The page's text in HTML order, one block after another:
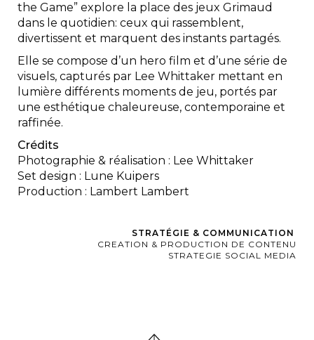
the Game” explore la place des jeux Grimaud
dans le quotidien: ceux qui rassemblent,
divertissent et marquent des instants partagés.
Elle se compose d’un hero film et d’une série de
visuels, capturés par Lee Whittaker mettant en
lumière différents moments de jeu, portés par
une esthétique chaleureuse, contemporaine et
raffinée.
Crédits
Photographie & réalisation : Lee Whittaker
Set design : Lune Kuipers
Production : Lambert Lambert
STRATÉGIE & COMMUNICATION
CREATION & PRODUCTION DE CONTENU
STRATEGIE SOCIAL MEDIA